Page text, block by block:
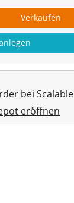
Verkaufen
bei Scalable
eröffnen